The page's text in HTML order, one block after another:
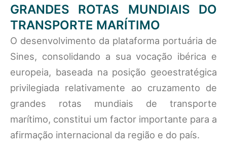
GRANDES ROTAS MUNDIAIS DO
TRANSPORTE MARÍTIMO
O desenvolvimento da plataforma portuária de
Sines, consolidando a sua vocação ibérica e
europeia, baseada na posição geoestratégica
privilegiada relativamente ao cruzamento de
grandes rotas mundiais de transporte
marítimo, constitui um factor importante para a
afirmação internacional da região e do país.